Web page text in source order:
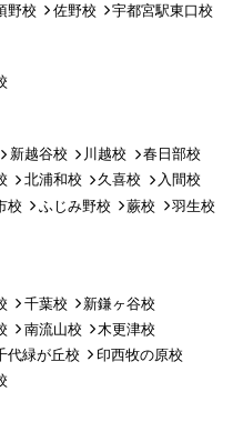
野校 佐野校 宇都宮駅東口校
新越谷校 川越校
春日部校
北浦和校 久喜校
入間校
校 ふじみ野校 蕨校
羽生校
千葉校
新鎌ヶ谷校
南流山校
木更津校
代緑が丘校
印西牧の原校